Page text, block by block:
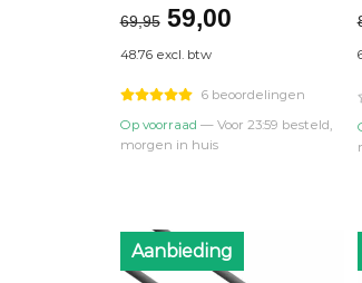
69,95
prijs
was:
€69,95.
59,00Huidige
€59,00.
48.76 excl. btw
6 beoordelingen
Op voorraad — Voor 23:59 besteld,
morgen in huis
Aanbieding